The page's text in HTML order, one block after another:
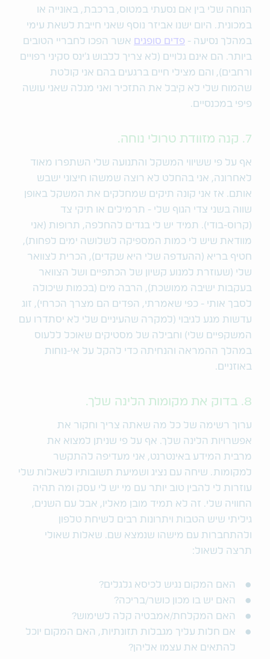
הנוחה שלי בין אם נסעתי במטוס, ברכבת, באונייה או
במכונית. היום ישנו אביזר נוסף שאני חייבת לשאת עימי
במהלך נסיעה - פדים סופגים אשר הפכו לחבריי הטובים
ביותר. הם אינם גלויים (לא צריך ללבוש ג'ינס סקיני רפויים
ורחבים), והם מצילי חיים ברגעים בהם אני קולטת
שהמוח שלי לא קיבל את התזכיר ואני מגלה שאני עושה
פיפי במכנסיים.
7. קנה מזוודת טרולי נוחה.
אף על פי ששיווי המשקל והתנועה שלי השתפרו מאוד
לאחרונה, אני בהחלט לא רוצה שמשהו חיצוני ישבש
אותם. אז אני קונה תיקים שמחלקים את המשקל באופן
שווה בשני צדי הגוף שלי - תרמילים או תיקי צד
(קרוס-בודי). תמיד יש לי בגדים להחלפה, תרופות (אני
מוודאת שיש לי כמות המספיקה לשלושה ימים לפחות),
חטיף בריא (ההעדפה שלי היא שקדים), הכרית לצוואר
שלי (שעוזרת למנוע קשיון של הכתפיים ושל הצוואר
בעקבות ישיבה ממושכת), הרבה מים (בכמות שיכולה
לסבך אותי - כפי שאמרתי, הפדים הם מצרך הכרחי), זוג
עדשות מגע לגיבוי (למקרה שהעיניים שלי לא יסתדרו עם
המשקפיים שלי) וחבילה של מסטיקים שאוכל ללעוס
במהלך ההמראה והנחיתה כדי להקל על אי-נוחות
באוזניים.
8. בדוק את מקומות הלינה שלך.
ערוך רשימה של כל מה שאתה צריך וחקור את
אפשרויות הלינה שלך. אף על פי שניתן למצוא את
מרבית המידע באינטרנט, אני מעדיפה להתקשר
למקומות. שיחה עם נציג ושמיעת תשובותיו לשאלות שלי
עוזרות לי להבין טוב יותר עם מי יש לי עסק ומה תהיה
החוויה שלי. זה לא תמיד מובן מאליו, אבל עם השנים,
גיליתי שיש הטבות ויתרונות רבים לשיחת טלפון
ולהתחברות עם מישהו שנמצא שם. שאלות שאולי
תרצה לשאול:
האם המקום נגיש לכיסא גלגלים?
האם יש בו מכון כושר/בריכה?
האם המקלחת/אמבטיה קלה לשימוש?
אם חלות עליך מגבלות תזונתיות, האם המקום יוכל
להתאים את עצמו אליהן?